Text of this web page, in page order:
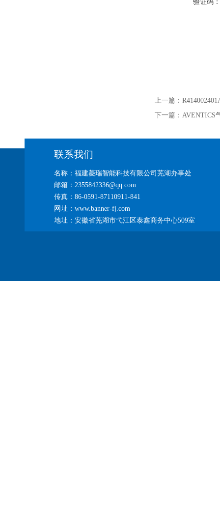
验证码：
上一篇：
下一篇： AVENTICS
联系我们
名称：福建菱瑞智能科技有限公司芜湖办事处
邮箱：2355842336@qq.com
传真：86-0591-87110911-841
网址：www.banner-fj.com
地址：安徽省芜湖市弋江区泰鑫商务中心509室